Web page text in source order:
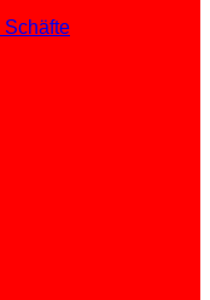
Schäfte